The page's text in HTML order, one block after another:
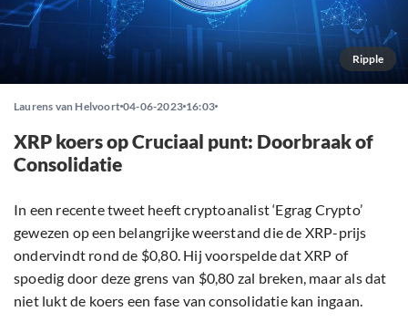
Ripple
Laurens van Helvoort 04-06-2023 16:03
XRP koers op Cruciaal punt: Doorbraak of
Consolidatie
In een recente tweet heeft cryptoanalist ‘Egrag Crypto’
gewezen op een belangrijke weerstand die de XRP-prijs
ondervindt rond de $0,80. Hij voorspelde dat XRP of
spoedig door deze grens van $0,80 zal breken, maar als dat
niet lukt de koers een fase van consolidatie kan ingaan.